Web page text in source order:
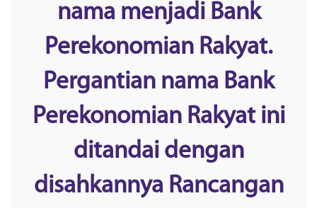
nama menjadi Bank
Perekonomian Rakyat.
Pergantian nama Bank
Perekonomian Rakyat ini
ditandai dengan
disahkannya Rancangan